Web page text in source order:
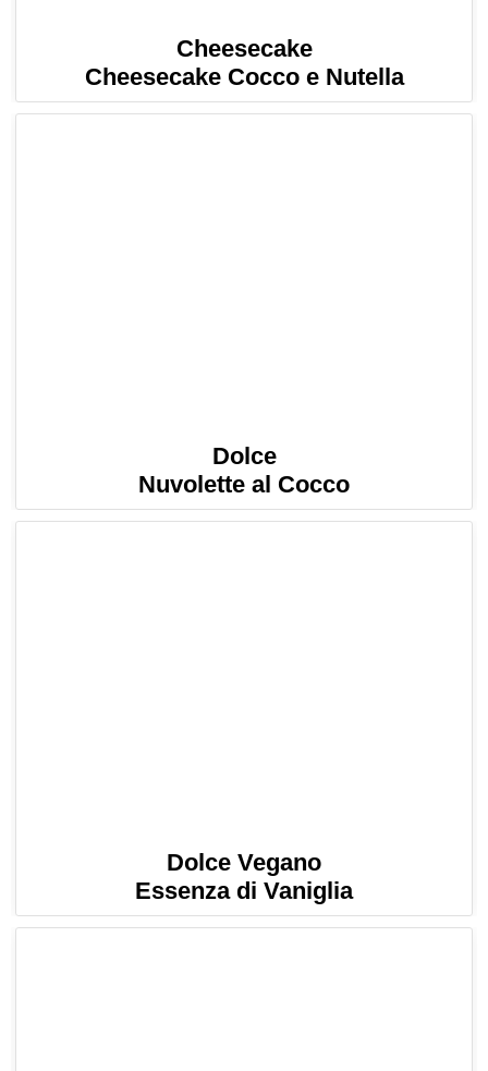
Cheesecake
Cheesecake Cocco e Nutella
Dolce
Nuvolette al Cocco
Dolce Vegano
Essenza di Vaniglia